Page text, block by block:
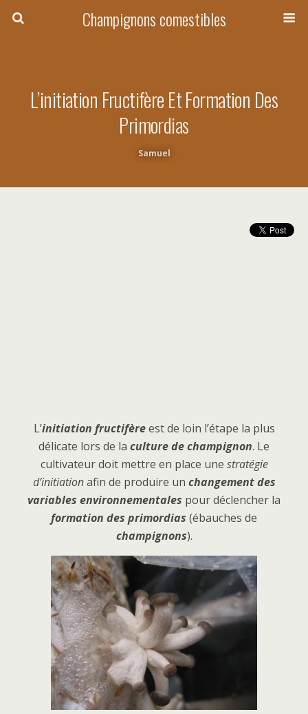
Champignons comestibles
L’initiation Fructifère Et Formation Des
Primordias
Samuel
L’initiation fructifèreest de loin l’étape la plus
délicate lors de la culture de champignon. Le
cultivateur doit mettre en place une stratégie
d’initiationafin de produire un changement des
variables environnementales pour déclencher la
formation des primordias (ébauches de
champignons).